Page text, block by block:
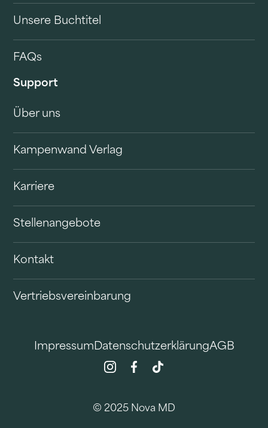
Unsere Buchtitel
FAQs
Support
Über uns
Kampenwand Verlag
Karriere
Stellenangebote
Kontakt
Vertriebsvereinbarung
ImpressumDatenschutzerklärungAGB
© 2025 Nova MD